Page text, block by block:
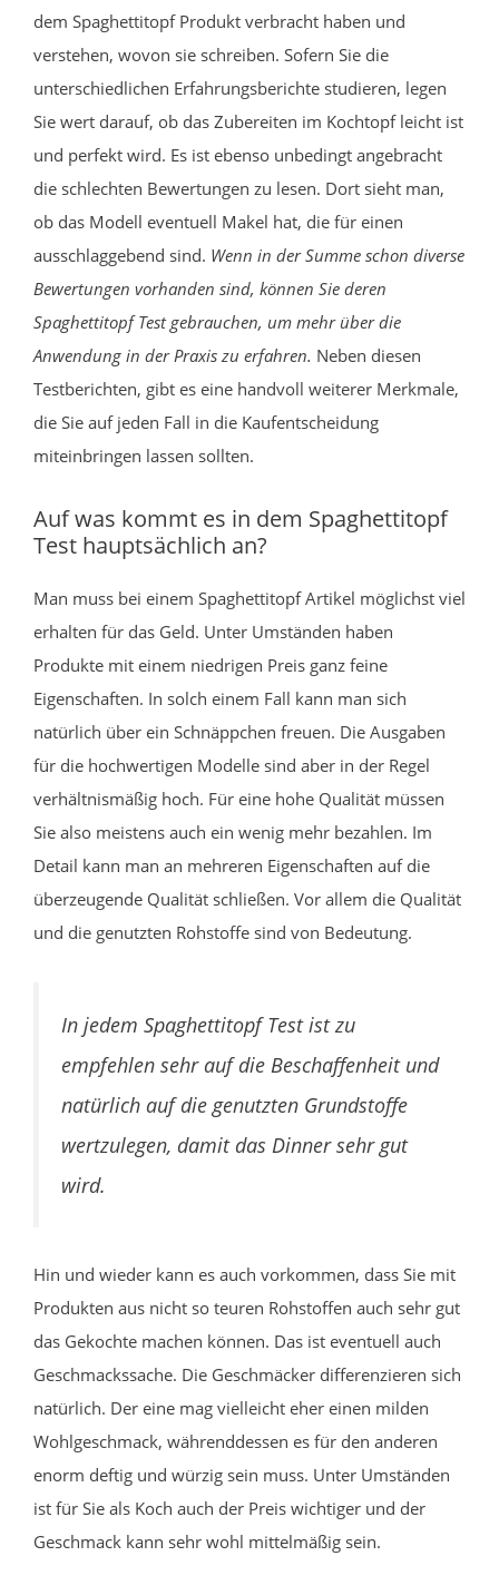
dem Spaghettitopf Produkt verbracht haben und
verstehen, wovon sie schreiben. Sofern Sie die
unterschiedlichen Erfahrungsberichte studieren, legen
Sie wert darauf, ob das Zubereiten im Kochtopf leicht ist
und perfekt wird. Es ist ebenso unbedingt angebracht
die schlechten Bewertungen zu lesen. Dort sieht man,
ob das Modell eventuell Makel hat, die für einen
ausschlaggebend sind. Wenn in der Summe schon diverse
Bewertungen vorhanden sind, können Sie deren
Spaghettitopf Test gebrauchen, um mehr über die
Anwendung in der Praxis zu erfahren. Neben diesen
Testberichten, gibt es eine handvoll weiterer Merkmale,
die Sie auf jeden Fall in die Kaufentscheidung
miteinbringen lassen sollten.
Auf was kommt es in dem Spaghettitopf
Test hauptsächlich an?
Man muss bei einem Spaghettitopf Artikel möglichst viel
erhalten für das Geld. Unter Umständen haben
Produkte mit einem niedrigen Preis ganz feine
Eigenschaften. In solch einem Fall kann man sich
natürlich über ein Schnäppchen freuen. Die Ausgaben
für die hochwertigen Modelle sind aber in der Regel
verhältnismäßig hoch. Für eine hohe Qualität müssen
Sie also meistens auch ein wenig mehr bezahlen. Im
Detail kann man an mehreren Eigenschaften auf die
überzeugende Qualität schließen. Vor allem die Qualität
und die genutzten Rohstoffe sind von Bedeutung.
In jedem Spaghettitopf Test ist zu
empfehlen sehr auf die Beschaffenheit und
natürlich auf die genutzten Grundstoffe
wertzulegen, damit das Dinner sehr gut
wird.
Hin und wieder kann es auch vorkommen, dass Sie mit
Produkten aus nicht so teuren Rohstoffen auch sehr gut
das Gekochte machen können. Das ist eventuell auch
Geschmackssache. Die Geschmäcker differenzieren sich
natürlich. Der eine mag vielleicht eher einen milden
Wohlgeschmack, währenddessen es für den anderen
enorm deftig und würzig sein muss. Unter Umständen
ist für Sie als Koch auch der Preis wichtiger und der
Geschmack kann sehr wohl mittelmäßig sein.